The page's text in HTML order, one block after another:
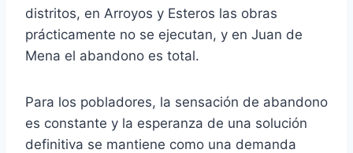
distritos, en Arroyos y Esteros las obras
prácticamente no se ejecutan, y en Juan de
Mena el abandono es total.
Para los pobladores, la sensación de abandono
es constante y la esperanza de una solución
definitiva se mantiene como una demanda